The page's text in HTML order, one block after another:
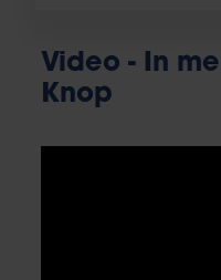
Video - In
Knop